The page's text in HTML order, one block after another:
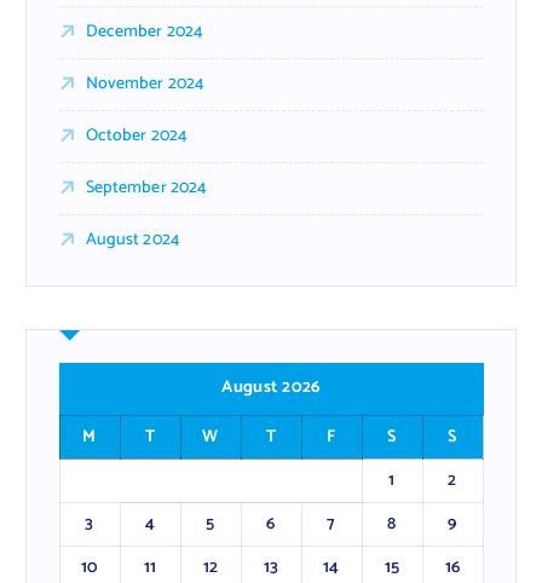
December 2024
November 2024
October 2024
September 2024
August 2024
August 2026
M
T W T F S
S
1
2
3
4 5 6 7 8
9
10
11 12 13 14 15
16